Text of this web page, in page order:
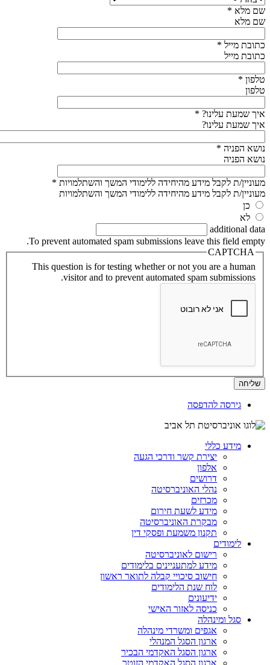
שם מלא *
שם מלא
כתובת מייל *
כתובת מייל
טלפון *
טלפון
איך שמעת עלינו? *
איך שמעת עלינו?
נושא הפניה *
נושא הפניה
מעוניין/ת לקבל מידע מהיחידה ללימודי המשך והשתלמויות *
מעוניין/ת לקבל מידע מהיחידה ללימודי המשך והשתלמויות
כן
לא
additional data
To prevent automated spam submissions leave this field empty.
CAPTCHA
This question is for testing whether or not you are a human
visitor and to prevent automated spam submissions.
גירסה להדפסה
מידע כללי
יצירת קשר ודרכי הגעה
אלפון
דרושים
נהלי האוניברסיטה
מכרזים
מידע לשעת חירום
מבקרת האוניברסיטה
תקנון משמעת ופסקי דין
לימודים
רישום לאוניברסיטה
מידע למתעניינים בלימודים
חישוב סיכויי קבלה לתואר ראשון
לוח שנת הלימודים
ידיעונים
כניסה לאזור האישי
סגל ומינהלה
אגפים ומשרדי מינהלה
ארגון הסגל המנהלי
ארגון הסגל האקדמי הבכיר
ארגון הסגל האקדמי הזוטר